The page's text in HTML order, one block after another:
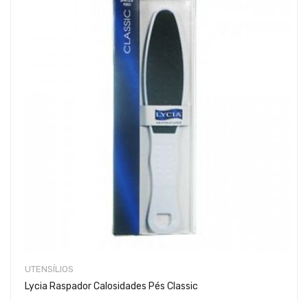
UTENSÍLIOS
Lycia Raspador Calosidades Pés Classic